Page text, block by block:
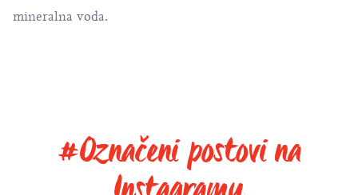
mineralna voda.
#Označeni postovi na